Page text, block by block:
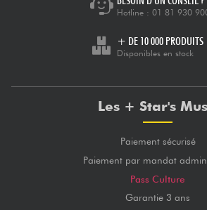
Hotline : 01 81 930
+ DE 10 000 PRODUITS
Disponibles en stock
Les + Star's
Paiement sécurisé
Paiement par mandat
Pass Culture
Garantie 3 ans